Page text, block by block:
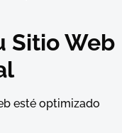
Sitio Web
esté optimizado